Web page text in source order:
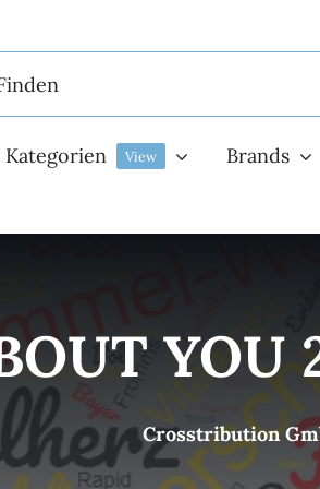
Kategorien View Brands
YOU
Crosstribution